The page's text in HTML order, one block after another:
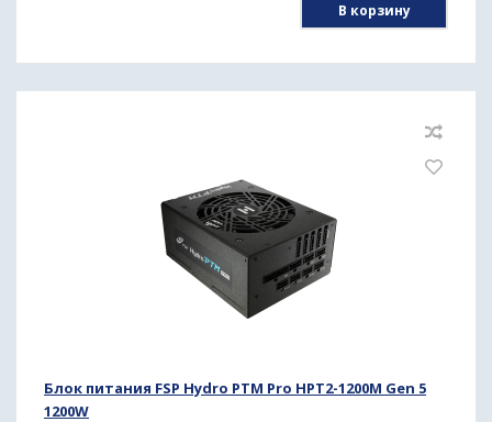
В корзину
Блок питания FSP Hydro PTM Pro HPT2-1200M Gen 5
1200W